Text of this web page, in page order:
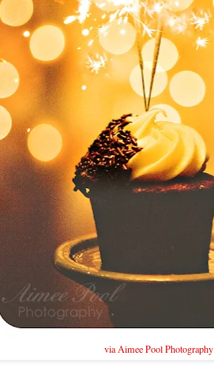
via Aimee Pool Photography